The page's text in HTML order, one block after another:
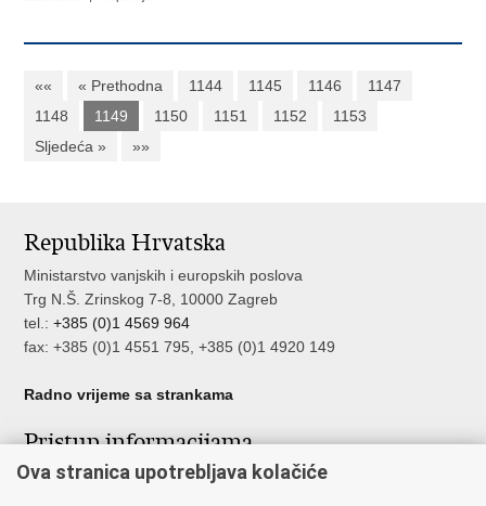
«« « Prethodna 1144 1145 1146
1147
1148
1149 1150 1151 1152
1153
Sljedeća »
»»
Republika Hrvatska
Ministarstvo vanjskih i europskih poslova
Trg N.Š. Zrinskog 7-8, 10000 Zagreb
tel.:+385 (0)1 4569 964
fax: +385 (0)1 4551 795, +385 (0)1 4920 149
Radno vrijeme sa strankama
Pristup informacijama
Pristup informacijama
Ova stranica upotrebljava kolačiće